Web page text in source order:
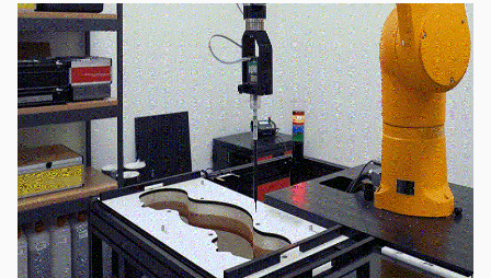
veranderen
in
trouwe
fans
van
het
merk?
Zonder
twijfel
spelen
technische
kenmerken
en
functionaliteit
een